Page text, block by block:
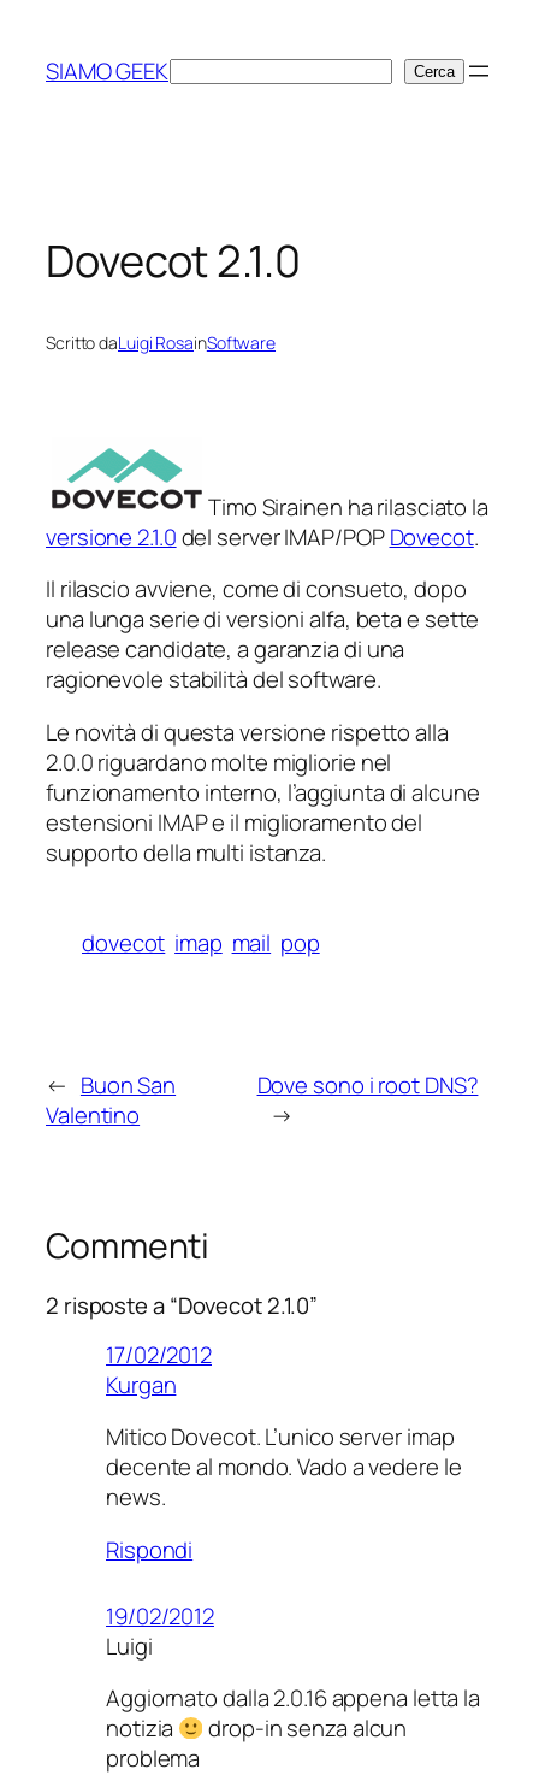
contenuto
SIAMO GEEKCerca Cerca
Dovecot 2.1.0
Scritto daLuigi RosainSoftware
Timo Sirainen ha rilasciato la
versione 2.1.0del server IMAP/POPDovecot.
Il rilascio avviene, come di consueto, dopo
una lunga serie di versioni alfa, beta e sette
release candidate, a garanzia di una
ragionevole stabilità del software.
Le novità di questa versione rispetto alla
2.0.0 riguardano molte migliorie nel
funzionamento interno, l’aggiunta di alcune
estensioni IMAP e il miglioramento del
supporto della multi istanza.
dovecot imap mail pop
← Buon San
Valentino
Dove sono i root DNS?
→
Commenti
2 risposte a “Dovecot 2.1.0”
17/02/2012
Kurgan
Mitico Dovecot. L’unico server imap
decente al mondo. Vado a vedere le
news.
Rispondi
19/02/2012
Luigi
Aggiornato dalla 2.0.16 appena letta la
notizia
drop-in senza alcun
problema